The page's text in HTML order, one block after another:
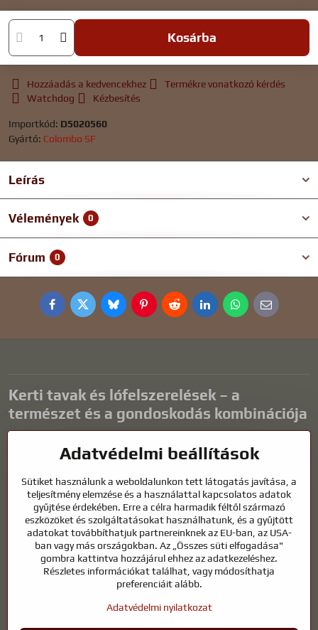
Kosárba
Hozzáadás a kedvencekhez
Termékre vonatkozó kérdés
Watchdog
Kézbesítés
Importkód: D5020560
Gyártó: Colombo SF
Leírás
Vélemények 0
Fórum 0
FacebookTwitterBlueskyPinterestRedditLinkedInWhatsApp
E-
mail
Kerti tavak és lófelszerelések – a
természet és a gondoskodás kombinációja
harmonikus környezetet teremtenek a kikapcsolódáshoz és a vízi
karbantartás kulcsfontosságú a tiszta vízhez és az egészséges
tóhoz egész évben. Ugyanilyen fontos az életünk részét képező
állatok gondozása is.
A lovaknak kiváló minőségű lovaglófelszerelésre, megfelelő
táplálkozásra és felelősségteljes gondoskodásra van szükségük
ahhoz, hogy egészségesek, erősek és elégedettek legyenek. Legyen
szó lovasok, tenyésztők vagy természetkedvelők felszereléséről, a cél
állatok, mind az emberek természetes egyensúlyát, biztonságát és
jólétét.
Adatvédelmi beállítások
Sütiket használunk a weboldalunkon tett látogatás javítása, a
teljesítmény elemzése és a használattal kapcsolatos adatok
gyűjtése érdekében. Erre a célra harmadik féltől származó
eszközöket és szolgáltatásokat használhatunk, és a gyűjtött
adatokat továbbíthatjuk partnereinknek az EU-ban, az USA-
ban vagy más országokban. Az „Összes süti elfogadása"
gombra kattintva hozzájárul ehhez az adatkezeléshez.
Részletes információkat találhat, vagy módosíthatja
preferenciáit alább.
Adatvédelmi nyilatkozat